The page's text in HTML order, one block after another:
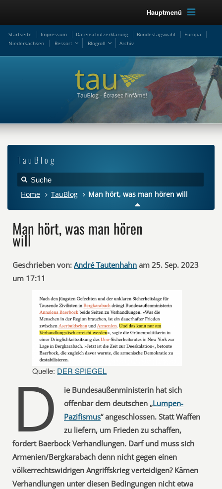
Hauptmenü
Startseite Impressum Datenschutzerklärung Bundestagswahl
Europa
Niedersachsen
Ressort Blogroll Archiv
TauBlog
Home TauBlog Man hört, was man hören will
Man hört, was man hören
will
Geschrieben von: André Tautenhahn am 25. Sep. 2023
um 17:11
Quelle: DER SPIEGEL
D
ie Bundesaußenministerin hat sich
offenbar dem deutschen „Lumpen-
Pazifismus“ angeschlossen. Statt Waffen
zu liefern, um Frieden zu schaffen,
fordert Baerbock Verhandlungen. Darf und muss sich
Armenien/Bergkarabach denn nicht gegen einen
völkerrechtswidrigen Angriffskrieg verteidigen? Kämen
Verhandlungen unter diesen Bedingungen nicht etwa